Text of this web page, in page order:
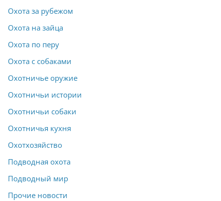
Охота за рубежом
Охота на зайца
Охота по перу
Охота с собаками
Охотничье оружие
Охотничьи истории
Охотничьи собаки
Охотничья кухня
Охотхозяйство
Подводная охота
Подводный мир
Прочие новости